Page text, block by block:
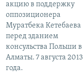
акцию в поддержку
оппозиционера
Муратбека Кетебаева
перед зданием
консульства Польши в
Алматы. 7 августа 2013
года.